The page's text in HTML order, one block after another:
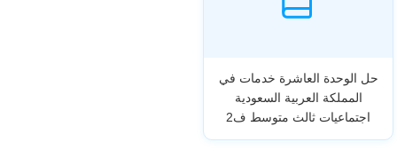
حل الوحدة العاشرة خدمات في
المملكة العربية السعودية
اجتماعيات ثالث متوسط ف2